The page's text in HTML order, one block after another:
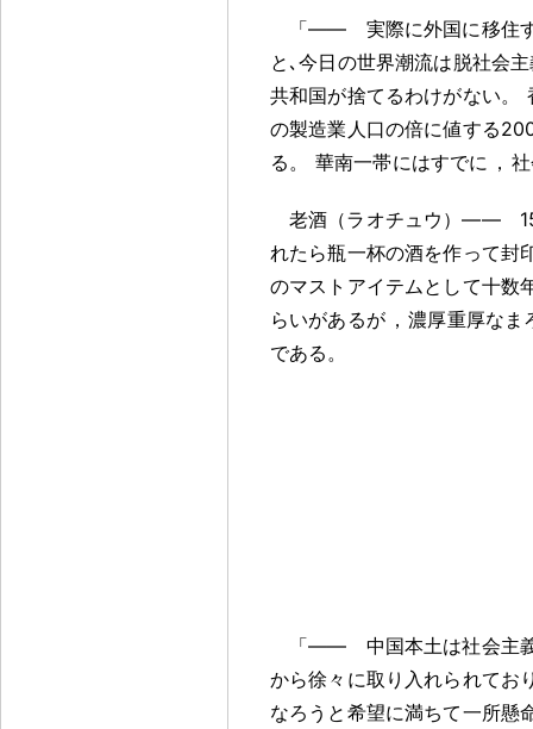
「―― 実際に外国に移住
と､今日の世界潮流は脱社会
共和国が捨てるわけがない。
の製造業人口の倍に値する
る 。 華南一帯にはすでに ，
老酒（ラオチュウ）――
れたら瓶一杯の酒を作って封
のマストアイテムとして十数
らいがあるが ， 濃厚重厚なま
である 。
「―― 中国本土は社会主
から徐々に取り入れられてお
なろうと希望に満ちて一所懸